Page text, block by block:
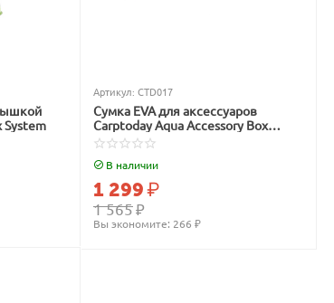
System
Артикул: CTD017
Сумка EVA для аксессуаров
Carptoday Aqua Accessory Box
System
В наличии
1 565₽
1 299₽
Вы экономите: 266 ₽